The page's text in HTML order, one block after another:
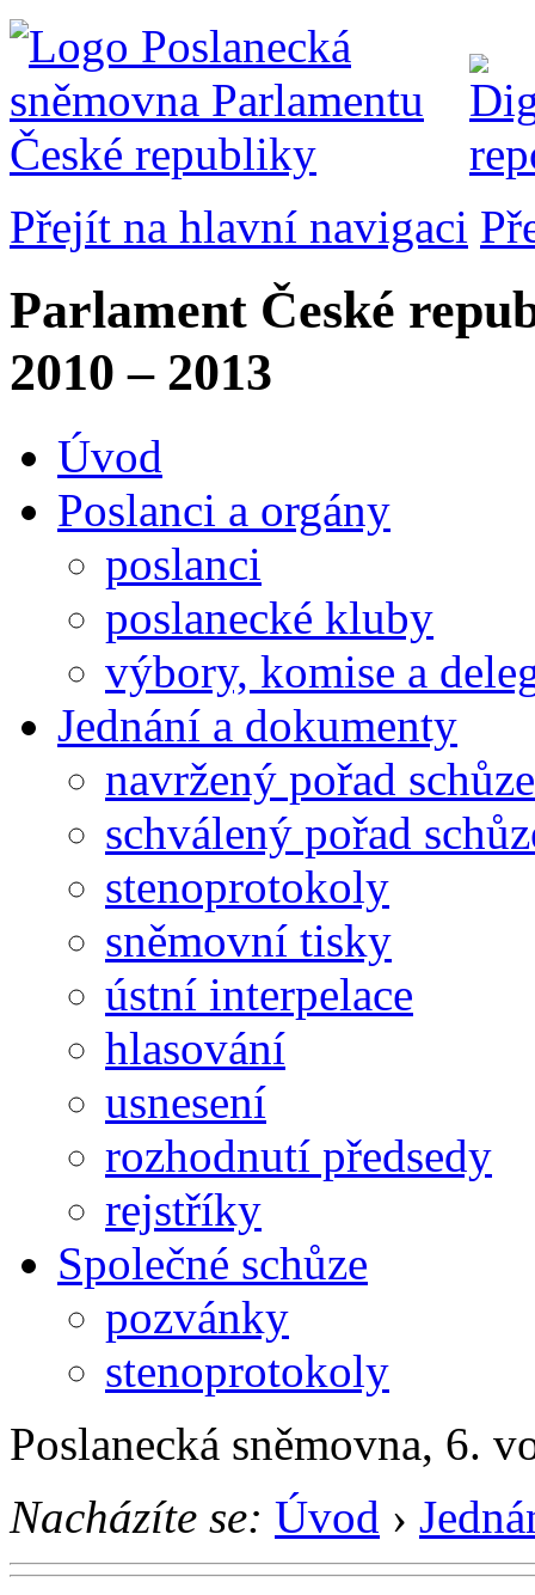
Přejít na hlavní navigaci
Parlament České
2010 – 2013
Úvod
Poslanci a orgány
poslanci
poslanecké kluby
výbory, komise a
Jednání a dokumenty
navržený pořad schůze
schválený pořad
stenoprotokoly
sněmovní tisky
ústní interpelace
hlasování
usnesení
rozhodnutí předsedy
rejstříky
Společné schůze
pozvánky
stenoprotokoly
Poslanecká sněmovna, 6.
Nacházíte se: Úvod ›